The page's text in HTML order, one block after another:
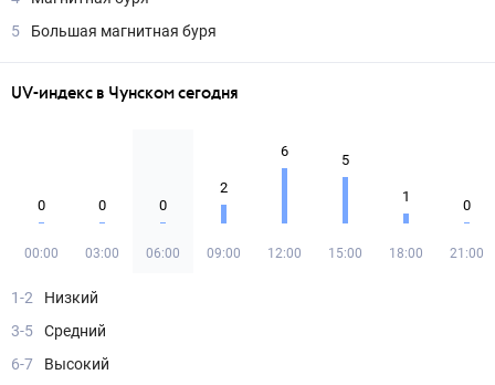
5
Большая магнитная буря
UV-индекс в Чунском сегодня
0
00:00
0
03:00
0
06:00
2
09:00
6
12:00
5
15:00
1
18:00
0
21:00
1-2
Низкий
3-5
Средний
6-7
Высокий